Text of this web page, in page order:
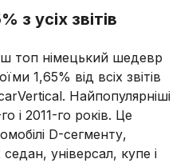
з усіх звітів
топ німецький шедевр
1,65% від всіх звітів
Найпопулярніші
і 2011-го років. Це
D-сегменту,
універсал, купе і